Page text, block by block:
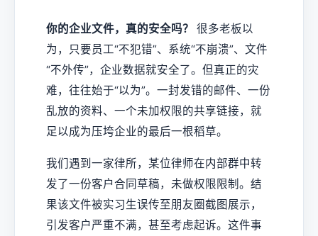
你的企业文件，真的安全吗？
很多老板以
为，只要员工“不犯错”、系统“不崩溃”、文件
“不外传”，企业数据就安全了。但真正的灾
难，往往始于“以为”。一封发错的邮件、一份
乱放的资料、一个未加权限的共享链接，就
足以成为压垮企业的最后一根稻草。
我们遇到一家律所，某位律师在内部群中转
发了一份客户合同草稿，未做权限限制。结
果该文件被实习生误传至朋友圈截图展示，
引发客户严重不满，甚至考虑起诉。这件事